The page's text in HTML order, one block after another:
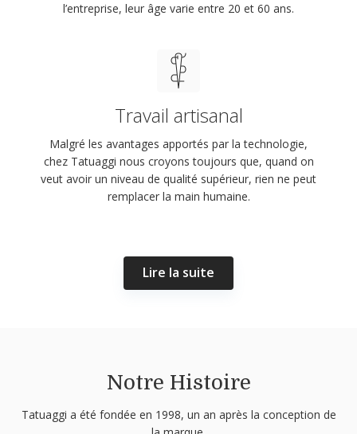
l’entreprise, leur âge varie entre 20 et 60 ans.
Travail artisanal
Malgré les avantages apportés par la technologie,
chez Tatuaggi nous croyons toujours que, quand on
veut avoir un niveau de qualité supérieur, rien ne peut
remplacer la main humaine.
Lire la suite
Notre Histoire
Tatuaggi a été fondée en 1998, un an après la conception de